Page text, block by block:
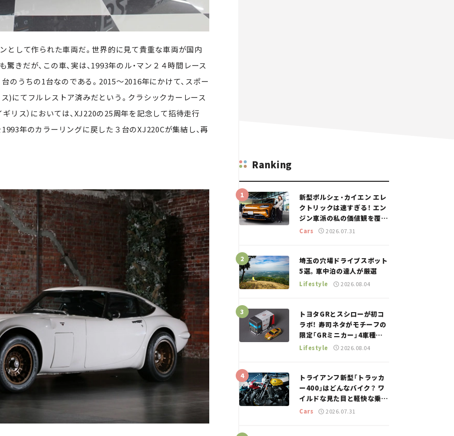
として作られた車両だ。世界的に見て貴重な車両が国内
きだが、この車、実は、1993年のル・マン２４時間レース
のうちの1台なのである。2015～2016年にかけて、スポー
)にてフルレストア済みだという。クラシックカーレース
リス）においては、XJ220の25周年を記念して招待走行
年のカラーリングに戻した３台のXJ220Cが集結し、再
Ranking
新型ポルシェ・カイエン エレ
クトリックは速すぎる！ エン
ジン車派の私の価値観を覆し
た、新しいポルシェの走り。
Cars 2026.07.31
埼玉の穴場ドライブスポット
5選。車中泊の達人が厳選
Lifestyle 2026.08.04
トヨタGRとスシローが初コ
ラボ！ 寿司ネタがモチーフの
限定「GRミニカー」4車種が
登場。入手方法は？【クルマ
Lifestyle 2026.08.04
トライアンフ新型「トラッカ
ー400」はどんなバイク？ ワ
イルドな見た目と軽快な乗り
味を両立した400ccフラット
Cars 2026.07.31